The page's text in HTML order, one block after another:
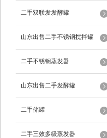
二手双联发发酵罐
山东出售二手不锈钢搅拌罐
二手不锈钢蒸发器
山东出售二手发酵罐
二手储罐
二手三效多级蒸发器